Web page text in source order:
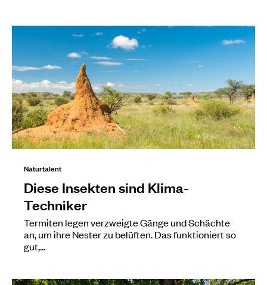
Naturtalent
Diese Insekten sind Klima-
Techniker
Termiten legen verzweigte Gänge und Schächte
an, um ihre Nester zu belüften. Das funktioniert so
gut,…